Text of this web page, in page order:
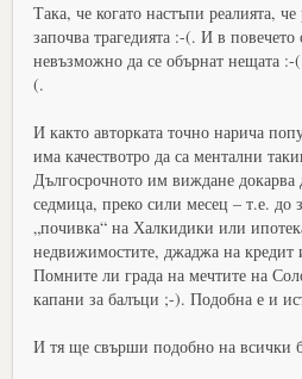
Така, че когато настъпи реалията,
започва трагедията :-(. И в повечето
невъзможно да се обърнат нещата
(.
И както авторката точно нарича
има качествотро да са ментални
Дългосрочното им виждане докарва
седмица, преко сили месец – т.е. до
„почивка“ на Халкидики или
недвижимостите, джаджа на
Помните ли града на мечтите на
капани за балъци ;-). Подобна е и
И тя ще свърши подобно на всички